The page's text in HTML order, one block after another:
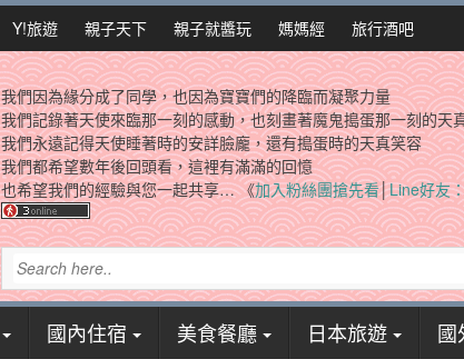
Y!旅遊 親子天下 親子就醬玩 媽媽經 旅行酒吧
我們因為緣分成了同學，也因為寶寶們的降臨而凝聚力量
我們記錄著天使來臨那一刻的感動，也刻畫著魔鬼搗蛋那一刻的天
我們永遠記得天使睡著時的安詳臉龐，還有搗蛋時的天真笑容
我們都希望數年後回頭看，這裡有滿滿的回憶
也希望我們的經驗與您一起共享… 《加入粉絲團搶先看│Line好友
國內住宿 美食餐廳 日本旅遊 國